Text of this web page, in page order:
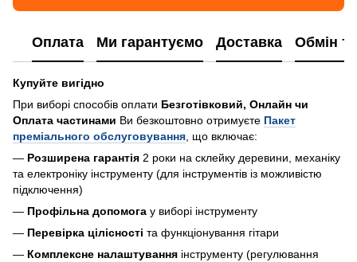
Оплата Ми гарантуємо Доставка Обмін
Купуйте вигідно
При виборі способів оплати Безготівковий, Онлайн чи
Оплата частинами Ви безкоштовно отримуєте Пакет
преміального обслуговування , що включає:
— Розширена гарантія 2 роки на склейку деревини, механіку
та електроніку інструменту (для інструментів із можливістю
підключення)
— Профільна допомога у виборі інструменту
— Перевірка цілісності та функціонування гітари
— Комплексне налаштування інструменту (регулювання